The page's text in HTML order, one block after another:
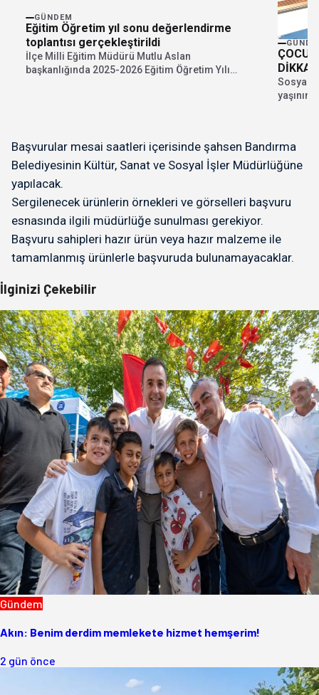
GÜNDEM
Eğitim Öğretim yıl sonu değerlendirme
toplantısı gerçekleştirildi
İlçe Milli Eğitim Müdürü Mutlu Aslan
başkanlığında 2025-2026 Eğitim Öğretim Yılı
Sosyal
yaşının
Başvurular mesai saatleri içerisinde şahsen Bandırma
Belediyesinin Kültür, Sanat ve Sosyal İşler Müdürlüğüne
yapılacak.
Sergilenecek ürünlerin örnekleri ve görselleri başvuru
esnasında ilgili müdürlüğe sunulması gerekiyor.
Başvuru sahipleri hazır ürün veya hazır malzeme ile
tamamlanmış ürünlerle başvuruda bulunamayacaklar.
İlginizi Çekebilir
Gündem
Akın: Benim derdim memlekete hizmet hemşerim!
2 gün önce